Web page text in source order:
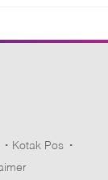
Kotak Pos